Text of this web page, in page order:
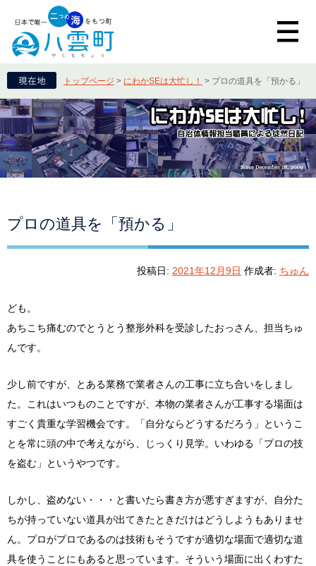
トップページ > にわかSEは大忙し！ > プロの道具を「預かる」
プロの道具を「預かる」
投稿日: 2021年12月9日 作成者: ちゅん
ども。
あちこち痛むのでとうとう整形外科を受診したおっさん、担当ちゅ
んです。
少し前ですが、とある業務で業者さんの工事に立ち合いをしまし
た。これはいつものことですが、本物の業者さんが工事する場面は
すごく貴重な学習機会です。「自分ならどうするだろう」というこ
とを常に頭の中で考えながら、じっくり見学。いわゆる「プロの技
を盗む」というやつです。
しかし、盗めない・・・と書いたら書き方が悪すぎますが、自分た
ちが持っていない道具が出てきたときだけはどうしようもありませ
ん。プロがプロであるのは技術もそうですが適切な場面で適切な道
具を使うことにもあると思っています。そういう場面に出くわすた